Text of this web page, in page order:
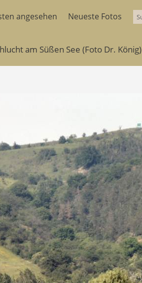
angesehen Neueste Fotos
am Süßen See (Foto Dr. König)